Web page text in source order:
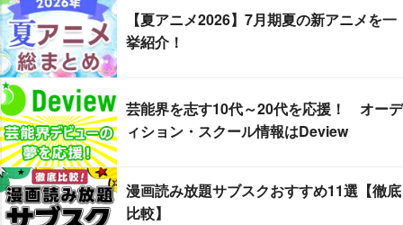
【夏アニメ2026】7月期夏の新アニメを一
挙紹介！
芸能界を志す10代～20代を応援！ オーデ
ィション・スクール情報はDeview
漫画読み放題サブスクおすすめ11選【徹底
比較】